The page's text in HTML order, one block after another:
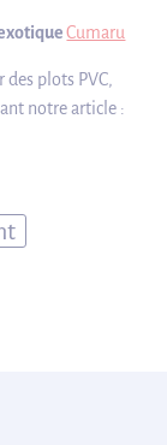
Cumaru
plots PVC,
notre article :